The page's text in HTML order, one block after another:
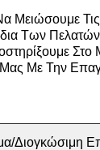
Μειώσουμε
Των
Στο
Με Την
διογκώσιμη